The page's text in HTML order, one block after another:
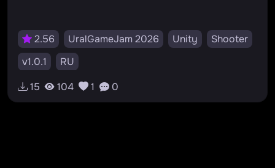
2.56 UralGameJam 2026 Unity
Shooter
v1.0.1
RU
15
104 1 0